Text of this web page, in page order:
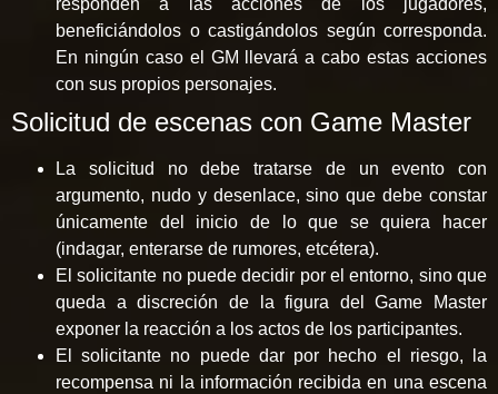
responden a las acciones de los jugadores,
beneficiándolos o castigándolos según corresponda.
En ningún caso el GM llevará a cabo estas acciones
con sus propios personajes.
Solicitud de escenas con Game Master
La solicitud no debe tratarse de un evento con
argumento, nudo y desenlace, sino que debe constar
únicamente del inicio de lo que se quiera hacer
(indagar, enterarse de rumores, etcétera).
El solicitante no puede decidir por el entorno, sino que
queda a discreción de la figura del Game Master
exponer la reacción a los actos de los participantes.
El solicitante no puede dar por hecho el riesgo, la
recompensa ni la información recibida en una escena